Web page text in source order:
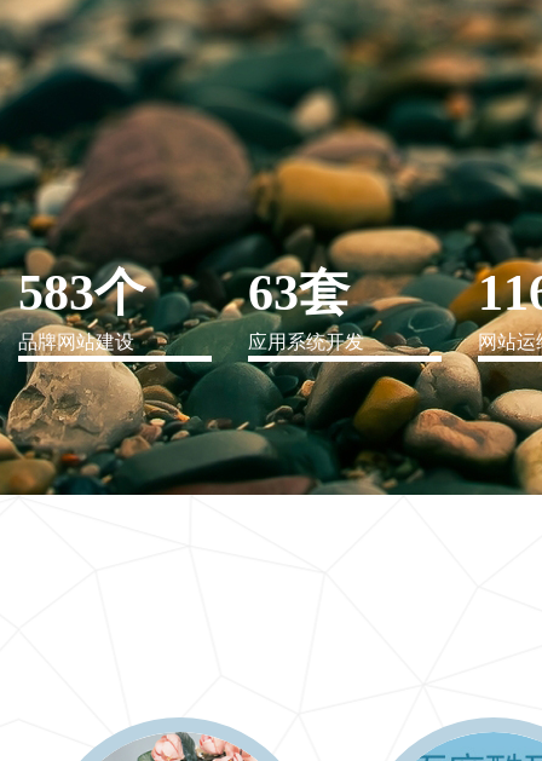
IT行业解决方案
信息爆炸时代，信息传递是否做到更新、更全、更
快
583个
品牌网站建设
63套
应用系统开发 网站运